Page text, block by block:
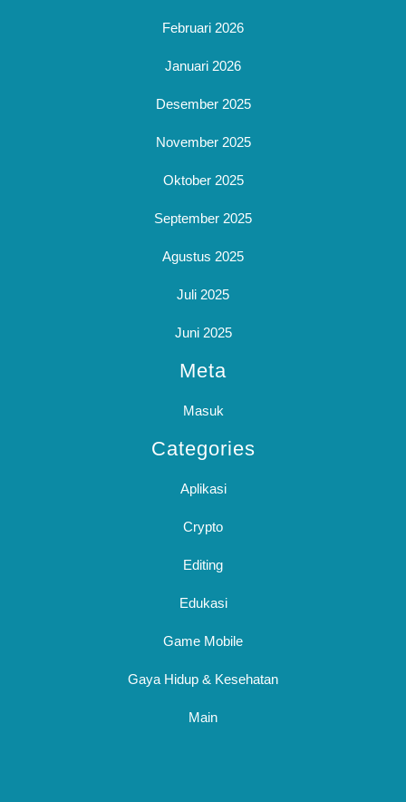
Februari 2026
Januari 2026
Desember 2025
November 2025
Oktober 2025
September 2025
Agustus 2025
Juli 2025
Juni 2025
Meta
Masuk
Categories
Aplikasi
Crypto
Editing
Edukasi
Game Mobile
Gaya Hidup & Kesehatan
Main